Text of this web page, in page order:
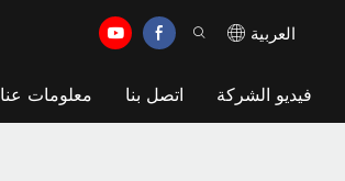
العربية
معلومات عنا اتصل بنا فيديو الشركة